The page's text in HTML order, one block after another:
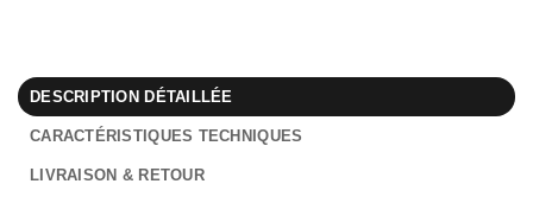
DESCRIPTION DÉTAILLÉE
CARACTÉRISTIQUES TECHNIQUES
LIVRAISON & RETOUR